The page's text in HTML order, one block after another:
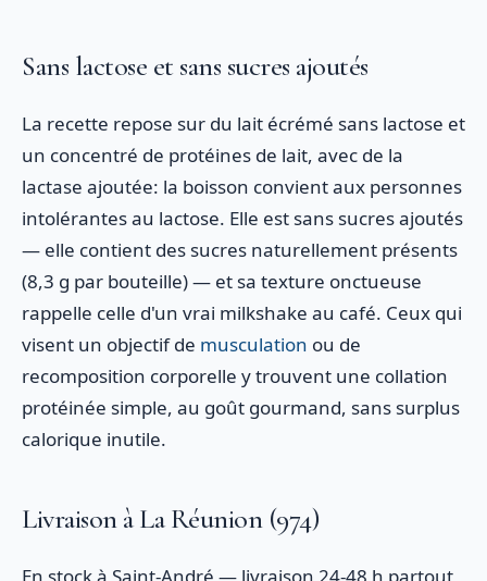
Sans lactose et sans sucres ajoutés
La recette repose sur du lait écrémé sans lactose et
un concentré de protéines de lait, avec de la
lactase ajoutée: la boisson convient aux personnes
intolérantes au lactose. Elle est sans sucres ajoutés
— elle contient des sucres naturellement présents
(8,3 g par bouteille) — et sa texture onctueuse
rappelle celle d'un vrai milkshake au café. Ceux qui
visent un objectif de musculation ou de
recomposition corporelle y trouvent une collation
protéinée simple, au goût gourmand, sans surplus
calorique inutile.
Livraison à La Réunion (974)